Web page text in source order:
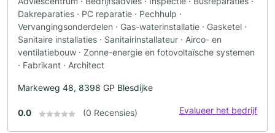
Dakreparaties · PC reparatie · Pechhulp ·
Vervangingsonderdelen · Gas-waterinstallatie · Gasketel ·
Sanitaire installaties · Sanitairinstallateur · Airco- en
ventilatiebouw · Zonne-energie en fotovoltaïsche systemen
· Fabrikant · Architect
Markeweg 48, 8398 GP Blesdijke
0.0 (0 Recensies) Evalueer het bedrijf